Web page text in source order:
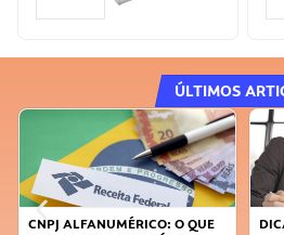
ÚLTIMOS
DICAS PARA OBTER CRÉDITO